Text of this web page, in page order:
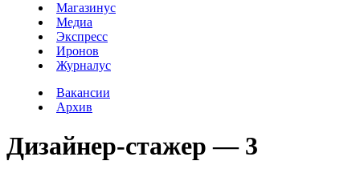
Магазинус
Медиа
Экспресс
Иронов
Журналус
Вакансии
Архив
Дизайнер-стажер — 3